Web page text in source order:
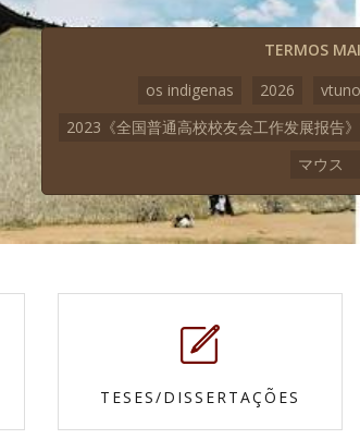
TERMOS
os indigenas
2026
2023《全国普通高校校友会工作发展报告
マウス
TESES/DISSERTAÇÕES